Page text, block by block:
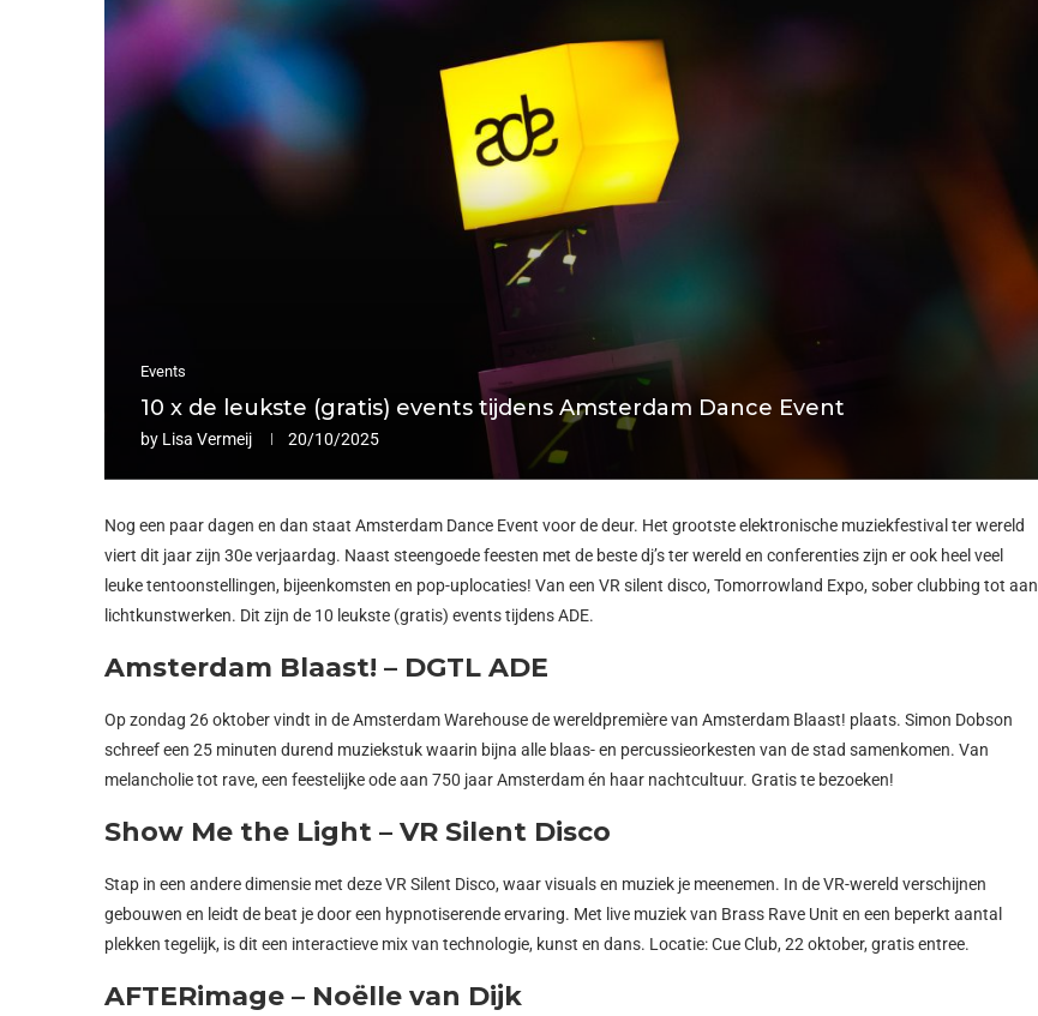
Events
10 x de leukste (gratis) events tijdens Amsterdam Dance Event
by Lisa Vermeij 20/10/2025
Nog een paar dagen en dan staat Amsterdam Dance Event voor de deur. Het grootste elektronische muziekfestival ter wereld
viert dit jaar zijn 30e verjaardag. Naast steengoede feesten met de beste dj’s ter wereld en conferenties zijn er ook heel veel
leuke tentoonstellingen, bijeenkomsten en pop-uplocaties! Van een VR silent disco, Tomorrowland Expo, sober clubbing tot aan
lichtkunstwerken. Dit zijn de 10 leukste (gratis) events tijdens ADE.
Amsterdam Blaast! – DGTL ADE
Op zondag 26 oktober vindt in de Amsterdam Warehouse de wereldpremière van Amsterdam Blaast! plaats. Simon Dobson
schreef een 25 minuten durend muziekstuk waarin bijna alle blaas- en percussieorkesten van de stad samenkomen. Van
melancholie tot rave, een feestelijke ode aan 750 jaar Amsterdam én haar nachtcultuur. Gratis te bezoeken!
Show Me the Light – VR Silent Disco
Stap in een andere dimensie met deze VR Silent Disco, waar visuals en muziek je meenemen. In de VR-wereld verschijnen
gebouwen en leidt de beat je door een hypnotiserende ervaring. Met live muziek van Brass Rave Unit en een beperkt aantal
plekken tegelijk, is dit een interactieve mix van technologie, kunst en dans. Locatie: Cue Club, 22 oktober, gratis entree.
AFTERimage – Noëlle van Dijk